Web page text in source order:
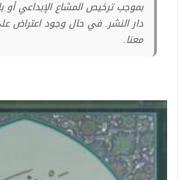
بموجب ترخيص المشاع الإبداعي
دار النشر. في حال وجود اعتراض
معنا.